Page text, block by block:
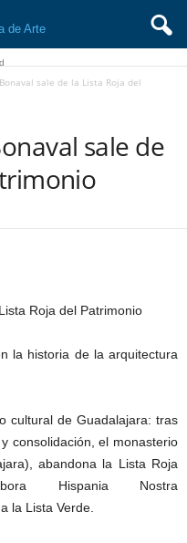
sale de la Lista Roja del
sale de
Roja del Patrimonio
la historia de la arquitectura
cultural de Guadalajara: tras
consolidación, el monasterio
abandona la Lista Roja
Hispania Nostra
la Lista Verde.